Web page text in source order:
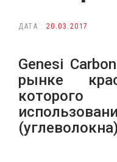
ДАТА : 20.03.2017
Genesi
рынке